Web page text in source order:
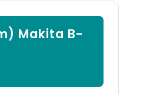
Makita B-